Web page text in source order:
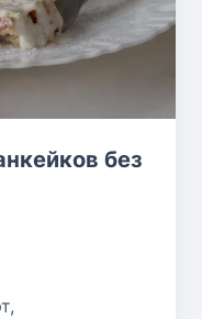
без